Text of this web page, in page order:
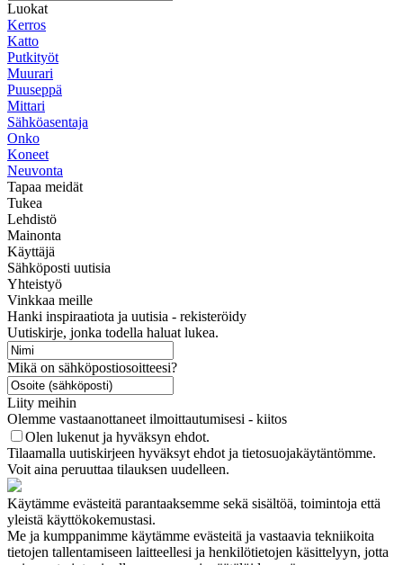
Luokat
Kerros
Katto
Putkityöt
Muurari
Puuseppä
Mittari
Sähköasentaja
Onko
Koneet
Neuvonta
Tapaa meidät
Tukea
Lehdistö
Mainonta
Käyttäjä
Sähköposti uutisia
Yhteistyö
Vinkkaa meille
Hanki inspiraatiota ja uutisia - rekisteröidy
Uutiskirje, jonka todella haluat lukea.
Mikä on sähköpostiosoitteesi?
Liity meihin
Olemme vastaanottaneet ilmoittautumisesi - kiitos
Olen lukenut ja hyväksyn ehdot.
Tilaamalla uutiskirjeen hyväksyt ehdot ja tietosuojakäytäntömme.
Voit aina peruuttaa tilauksen uudelleen.
Käytämme evästeitä parantaaksemme sekä sisältöä, toimintoja että
yleistä käyttökokemustasi.
Me ja kumppanimme käytämme evästeitä ja vastaavia tekniikoita
tietojen tallentamiseen laitteellesi ja henkilötietojen käsittelyyn, jotta